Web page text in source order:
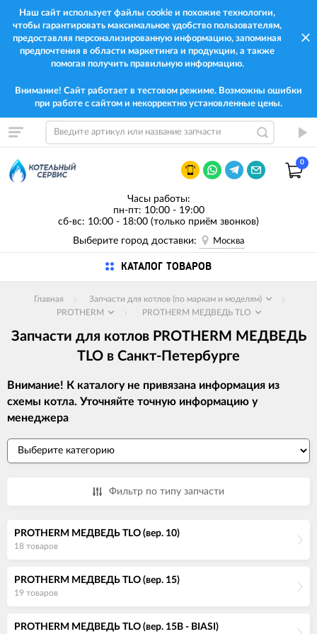
Наш сайт использует файлы cookie и похожие технологии,
чтобы гарантировать максимальное удобство пользователям,
предоставляя персонализированную информацию, запоминая
предпочтения в области маркетинга и продукции, а также
помогая получить правильную информацию.
Внимание! Сайт работает в тестовом режиме. Возможны ошибки
при работе с сайтом и некорректно установленные цены.
0
Часы работы:
пн-пт: 10:00 - 19:00
сб-вс: 10:00 - 18:00 (только приём звонков)
Выберите город доставки:
Москва
КАТАЛОГ ТОВАРОВ
Главная
Запчасти для котлов (по маркам и моделям)
PROTHERM
PROTHERM МЕДВЕДЬ TLO
Запчасти для котлов PROTHERM МЕДВЕДЬ
TLO в Санкт-Петербурге
Внимание! К каталогу не привязана информация из
схемы котла. Уточняйте точную информацию у
менеджера
Фильтр по типу запчасти
PROTHERM МЕДВЕДЬ TLO (вер. 10)
18 товаров
PROTHERM МЕДВЕДЬ TLO (вер. 15)
19 товаров
PROTHERM МЕДВЕДЬ TLO (вер. 15B - BIASI)